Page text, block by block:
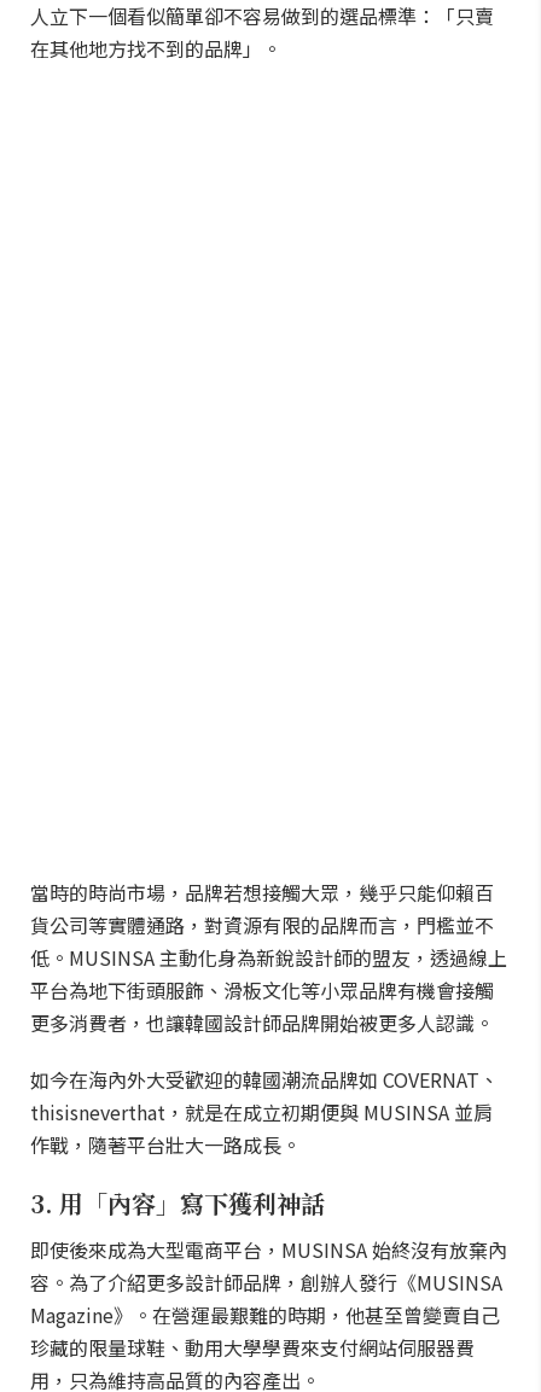
人立下一個看似簡單卻不容易做到的選品標準：「只賣
在其他地方找不到的品牌」。
當時的時尚市場，品牌若想接觸大眾，幾乎只能仰賴百
貨公司等實體通路，對資源有限的品牌而言，門檻並不
低。MUSINSA 主動化身為新銳設計師的盟友，透過線上
平台為地下街頭服飾、滑板文化等小眾品牌有機會接觸
更多消費者，也讓韓國設計師品牌開始被更多人認識。
如今在海內外大受歡迎的韓國潮流品牌如 COVERNAT、
thisisneverthat，就是在成立初期便與 MUSINSA 並肩
作戰，隨著平台壯大一路成長。
3. 用「內容」寫下獲利神話
即使後來成為大型電商平台，MUSINSA 始終沒有放棄內
容。為了介紹更多設計師品牌，創辦人發行《MUSINSA
Magazine》。在營運最艱難的時期，他甚至曾變賣自己
珍藏的限量球鞋、動用大學學費來支付網站伺服器費
用，只為維持高品質的內容產出。